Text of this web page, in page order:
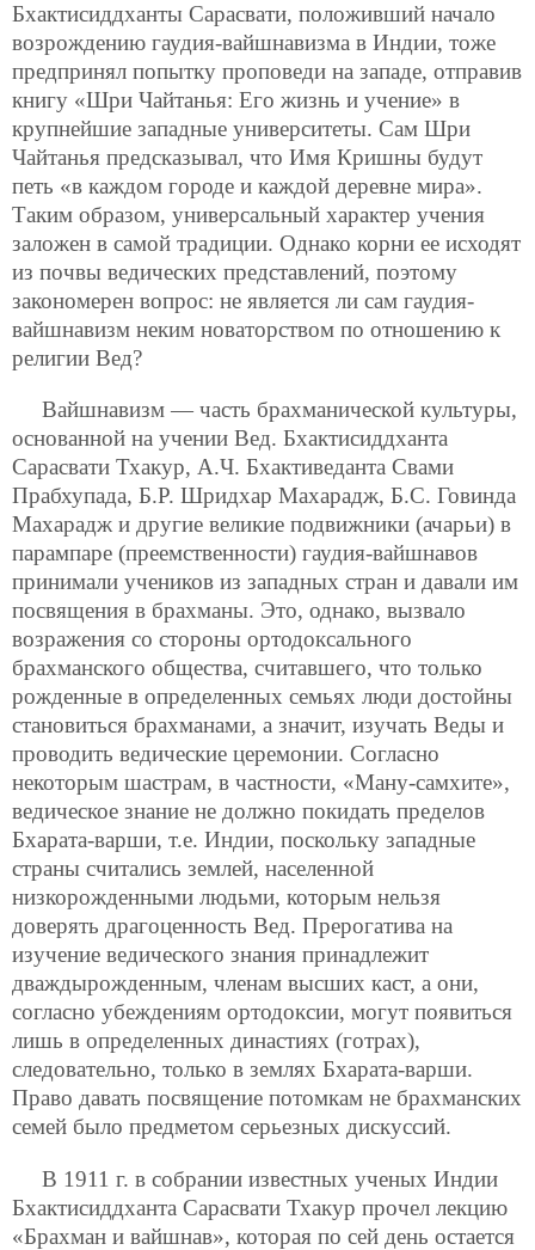
Бхактисиддханты Сарасвати, положивший начало
возрождению гаудия-вайшнавизма в Индии, тоже
предпринял попытку проповеди на западе, отправив
книгу «Шри Чайтанья: Его жизнь и учение» в
крупнейшие западные университеты. Сам Шри
Чайтанья предсказывал, что Имя Кришны будут
петь «в каждом городе и каждой деревне мира».
Таким образом, универсальный характер учения
заложен в самой традиции. Однако корни ее исходят
из почвы ведических представлений, поэтому
закономерен вопрос: не является ли сам гаудия-
вайшнавизм неким новаторством по отношению к
религии Вед?
Вайшнавизм — часть брахманической культуры,
основанной на учении Вед. Бхактисиддханта
Сарасвати Тхакур, А.Ч. Бхактиведанта Свами
Прабхупада, Б.Р. Шридхар Махарадж, Б.С. Говинда
Махарадж и другие великие подвижники (ачарьи) в
парампаре (преемственности) гаудия-вайшнавов
принимали учеников из западных стран и давали им
посвящения в брахманы. Это, однако, вызвало
возражения со стороны ортодоксального
брахманского общества, считавшего, что только
рожденные в определенных семьях люди достойны
становиться брахманами, а значит, изучать Веды и
проводить ведические церемонии. Согласно
некоторым шастрам, в частности, «Ману-самхите»,
ведическое знание не должно покидать пределов
Бхарата-варши, т.е. Индии, поскольку западные
страны считались землей, населенной
низкорожденными людьми, которым нельзя
доверять драгоценность Вед. Прерогатива на
изучение ведического знания принадлежит
дваждырожденным, членам высших каст, а они,
согласно убеждениям ортодоксии, могут появиться
лишь в определенных династиях (готрах),
следовательно, только в землях Бхарата-варши.
Право давать посвящение потомкам не брахманских
семей было предметом серьезных дискуссий.
В 1911 г. в собрании известных ученых Индии
Бхактисиддханта Сарасвати Тхакур прочел лекцию
«Брахман и вайшнав», которая по сей день остается